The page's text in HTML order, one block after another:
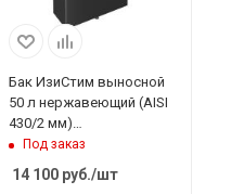
Бак ИзиСтим выносной
50 л нержавеющий (AISI
430/2 мм)
прямоугольный
(чёрный)
Под заказ
14 100руб./шт